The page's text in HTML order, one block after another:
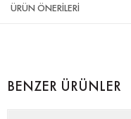
ÜRÜN ÖNERILERI
BENZER ÜRÜNLER